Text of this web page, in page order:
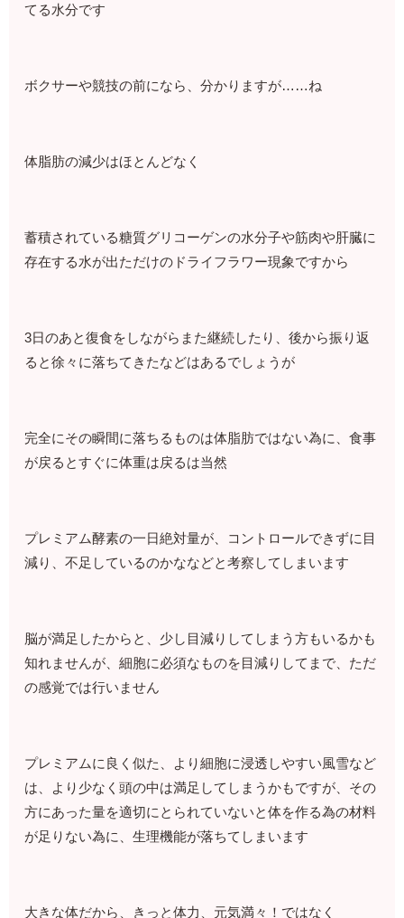
てる水分です
ボクサーや競技の前になら、分かりますが……ね
体脂肪の減少はほとんどなく
蓄積されている糖質グリコーゲンの水分子や筋肉や肝臓に
存在する水が出ただけのドライフラワー現象ですから
3日のあと復食をしながらまた継続したり、後から振り返
ると徐々に落ちてきたなどはあるでしょうが
完全にその瞬間に落ちるものは体脂肪ではない為に、食事
が戻るとすぐに体重は戻るは当然
プレミアム酵素の一日絶対量が、コントロールできずに目
減り、不足しているのかななどと考察してしまいます
脳が満足したからと、少し目減りしてしまう方もいるかも
知れませんが、細胞に必須なものを目減りしてまで、ただ
の感覚では行いません
プレミアムに良く似た、より細胞に浸透しやすい風雪など
は、より少なく頭の中は満足してしまうかもですが、その
方にあった量を適切にとられていないと体を作る為の材料
が足りない為に、生理機能が落ちてしまいます
大きな体だから、きっと体力、元気満々！ではなく